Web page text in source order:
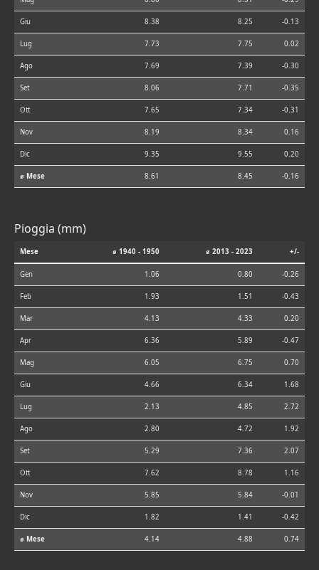
Giu 8.38 8.25 -0.13
Lug 7.73 7.75 0.02
Ago 7.69 7.39 -0.30
Set 8.06 7.71 -0.35
Ott 7.65 7.34 -0.31
Nov 8.19 8.34 0.16
Dic 9.35 9.55 0.20
⌀ Mese 8.61 8.45 -0.16
Pioggia (mm)
Mese ⌀ 1940 - 1950 ⌀ 2013 - 2023 +/-
Gen 1.06 0.80 -0.26
Feb 1.93 1.51 -0.43
Mar 4.13 4.33 0.20
Apr 6.36 5.89 -0.47
Mag 6.05 6.75 0.70
Giu 4.66 6.34 1.68
Lug 2.13 4.85 2.72
Ago 2.80 4.72 1.92
Set 5.29 7.36 2.07
Ott 7.62 8.78 1.16
Nov 5.85 5.84 -0.01
Dic 1.82 1.41 -0.42
⌀ Mese 4.14 4.88 0.74